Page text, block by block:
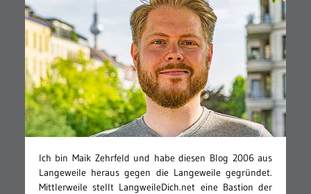
Ich bin Maik Zehrfeld und habe diesen Blog 2006 aus
Langeweile heraus gegen die Langeweile gegründet.
Mittlerweile stellt LangweileDich.net eine Bastion der